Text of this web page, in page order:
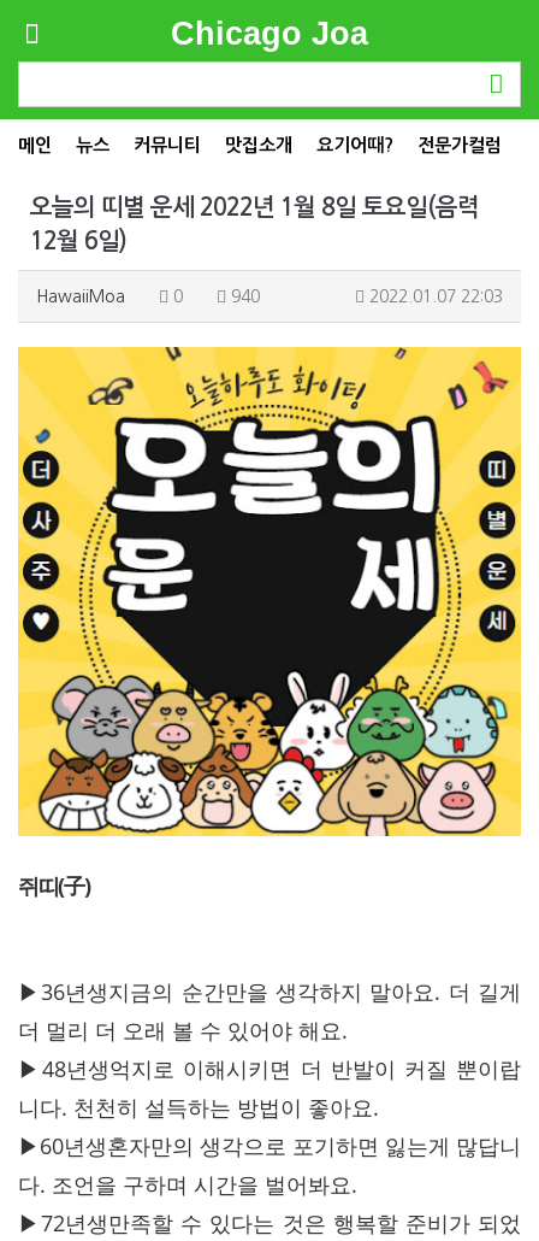
Chicago Joa
메인 뉴스 커뮤니티 맛집소개 요기어때? 전문가컬럼
오늘의 띠별 운세 2022년 1월 8일 토요일(음력
12월 6일)
HawaiiMoa 0 940 2022.01.07 22:03
쥐띠(子)
▶36년생지금의 순간만을 생각하지 말아요. 더 길게
더 멀리 더 오래 볼 수 있어야 해요.
▶48년생억지로 이해시키면 더 반발이 커질 뿐이랍
니다. 천천히 설득하는 방법이 좋아요.
▶60년생혼자만의 생각으로 포기하면 잃는게 많답니
다. 조언을 구하며 시간을 벌어봐요.
▶72년생만족할 수 있다는 것은 행복할 준비가 되었